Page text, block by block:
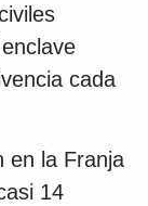
cada
en la Franja
14